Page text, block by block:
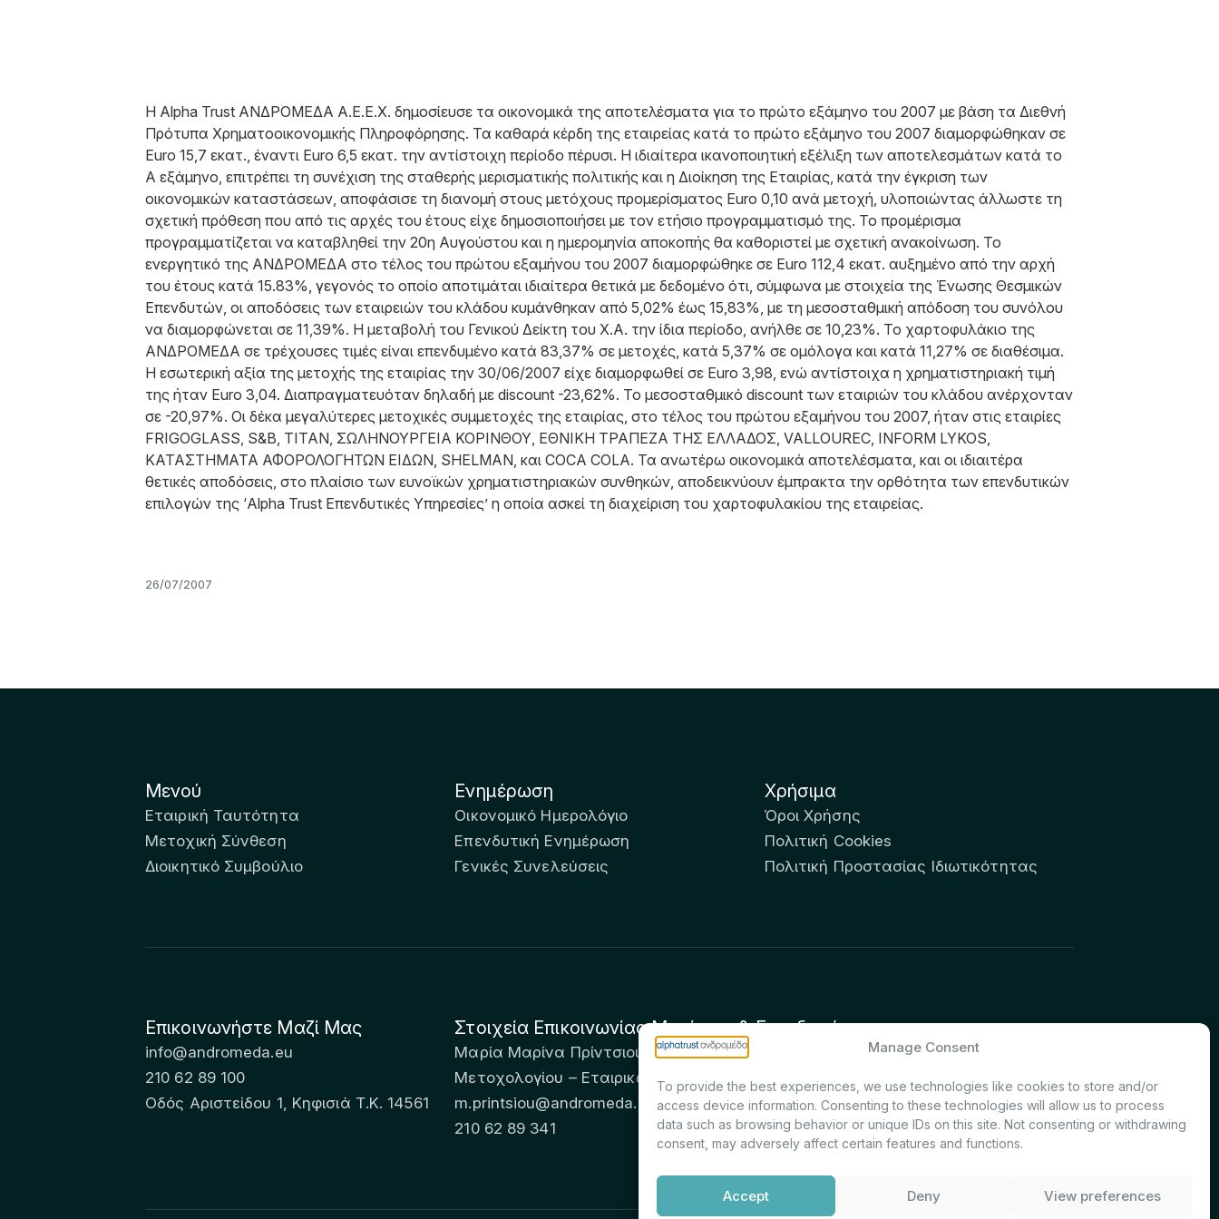
Manage Consent
To provide the best experiences, we use technologies like cookies to store and/or
access device information. Consenting to these technologies will allow us to process
data such as browsing behavior or unique IDs on this site. Not consenting or withdrawing
consent, may adversely affect certain features and functions.
Accept Deny View preferences
Η Alpha Trust ΑΝΔΡΟΜΕΔΑ Α.Ε.Ε.Χ. δημοσίευσε τα οικονομικά της αποτελέσματα για το πρώτο εξάμηνο του 2007 με βάση τα Διεθνή
Πρότυπα Χρηματοοικονομικής Πληροφόρησης. Τα καθαρά κέρδη της εταιρείας κατά το πρώτο εξάμηνο του 2007 διαμορφώθηκαν σε
Euro 15,7 εκατ., έναντι Euro 6,5 εκατ. την αντίστοιχη περίοδο πέρυσι. Η ιδιαίτερα ικανοποιητική εξέλιξη των αποτελεσμάτων κατά το
Α εξάμηνο, επιτρέπει τη συνέχιση της σταθερής μερισματικής πολιτικής και η Διοίκηση της Εταιρίας, κατά την έγκριση των
οικονομικών καταστάσεων, αποφάσισε τη διανομή στους μετόχους προμερίσματος Euro 0,10 ανά μετοχή, υλοποιώντας άλλωστε τη
σχετική πρόθεση που από τις αρχές του έτους είχε δημοσιοποιήσει με τον ετήσιο προγραμματισμό της. Το προμέρισμα
προγραμματίζεται να καταβληθεί την 20η Αυγούστου και η ημερομηνία αποκοπής θα καθοριστεί με σχετική ανακοίνωση. Το
ενεργητικό της ΑΝΔΡΟΜΕΔΑ στο τέλος του πρώτου εξαμήνου του 2007 διαμορφώθηκε σε Euro 112,4 εκατ. αυξημένο από την αρχή
του έτους κατά 15.83%, γεγονός το οποίο αποτιμάται ιδιαίτερα θετικά με δεδομένο ότι, σύμφωνα με στοιχεία της Ένωσης Θεσμικών
Επενδυτών, οι αποδόσεις των εταιρειών του κλάδου κυμάνθηκαν από 5,02% έως 15,83%, με τη μεσοσταθμική απόδοση του συνόλου
να διαμορφώνεται σε 11,39%. Η μεταβολή του Γενικού Δείκτη του Χ.Α. την ίδια περίοδο, ανήλθε σε 10,23%. Το χαρτοφυλάκιο της
ΑΝΔΡΟΜΕΔΑ σε τρέχουσες τιμές είναι επενδυμένο κατά 83,37% σε μετοχές, κατά 5,37% σε ομόλογα και κατά 11,27% σε διαθέσιμα.
Η εσωτερική αξία της μετοχής της εταιρίας την 30/06/2007 είχε διαμορφωθεί σε Euro 3,98, ενώ αντίστοιχα η χρηματιστηριακή τιμή
της ήταν Euro 3,04. Διαπραγματευόταν δηλαδή με discount -23,62%. Το μεσοσταθμικό discount των εταιριών του κλάδου ανέρχονταν
σε -20,97%. Οι δέκα μεγαλύτερες μετοχικές συμμετοχές της εταιρίας, στο τέλος του πρώτου εξαμήνου του 2007, ήταν στις εταιρίες
FRIGOGLASS, S&B, ΤΙΤΑΝ, ΣΩΛΗΝΟΥΡΓΕΙΑ ΚΟΡΙΝΘΟΥ, ΕΘΝΙΚΗ ΤΡΑΠΕΖΑ ΤΗΣ ΕΛΛΑΔΟΣ, VALLOUREC, INFORM LYKOS,
ΚΑΤΑΣΤΗΜΑΤΑ ΑΦΟΡΟΛΟΓΗΤΩΝ ΕΙΔΩΝ, SHELMAN, και COCA COLA. Τα ανωτέρω οικονομικά αποτελέσματα, και οι ιδιαιτέρα
θετικές αποδόσεις, στο πλαίσιο των ευνοϊκών χρηματιστηριακών συνθηκών, αποδεικνύουν έμπρακτα την ορθότητα των επενδυτικών
επιλογών της ‘Alpha Trust Επενδυτικές Υπηρεσίες’ η οποία ασκεί τη διαχείριση του χαρτοφυλακίου της εταιρείας.
26/07/2007
Μενού
Εταιρική Ταυτότητα
Μετοχική Σύνθεση
Διοικητικό Συμβούλιο
Ενημέρωση
Οικονομικό Ημερολόγιο
Επενδυτική Ενημέρωση
Γενικές Συνελεύσεις
Χρήσιμα
Όροι Χρήσης
Πολιτική Cookies
Πολιτική Προστασίας Ιδιωτικότητας
Επικοινωνήστε Μαζί Μας
info@andromeda.eu
210 62 89 100
Οδός Αριστείδου 1, Κηφισιά Τ.Κ. 14561
Στοιχεία Επικοινωνίας Μετόχων & Επενδυτών:
Μαρία Μαρίνα Πρίντσιου – Corporate Secretary & Investor Relations – Τμήμα
Μετοχολογίου – Εταιρικών Ανακοινώσεων
m.printsiou@andromeda.eu
210 62 89 341